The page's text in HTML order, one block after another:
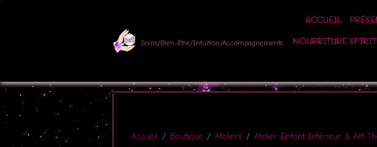
Soins/Bien-être/Intuition/Accompagnements
ACCUEIL
NOURRITURE
Accueil Boutique Ateliers Atelier Enfant Intérieur & Art-